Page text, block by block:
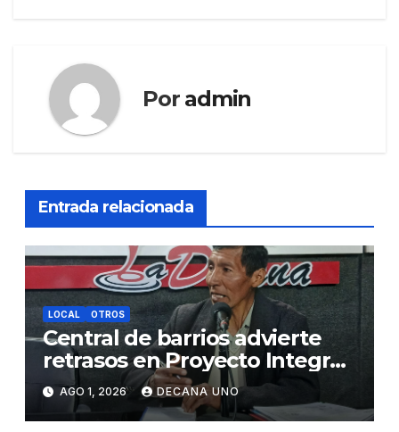
Por admin
Entrada relacionada
LOCAL OTROS
Central de barrios advierte
retrasos en Proyecto Integral
de Agua y Alcantarillado para
Juliaca
AGO 1, 2026 DECANA UNO